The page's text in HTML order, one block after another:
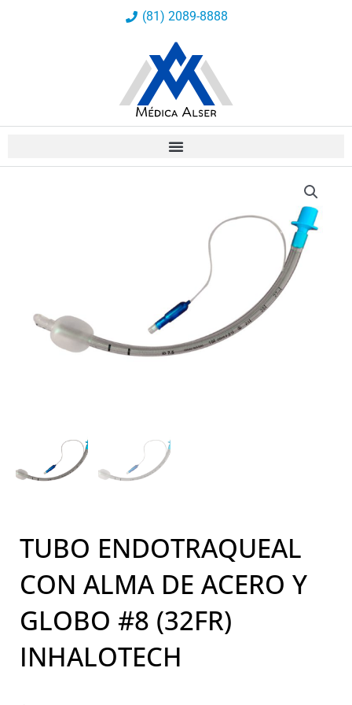
(81) 2089-8888
TUBO ENDOTRAQUEAL
CON ALMA DE ACERO Y
GLOBO #8 (32FR)
INHALOTECH